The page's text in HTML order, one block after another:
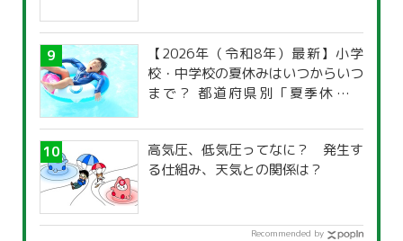
【2026年（令和8年）最新】小学
校・中学校の夏休みはいつからいつ
まで？ 都道府県別「夏季休暇一
高気圧、低気圧ってなに？ 発生す
る仕組み、天気との関係は？
Recommended by